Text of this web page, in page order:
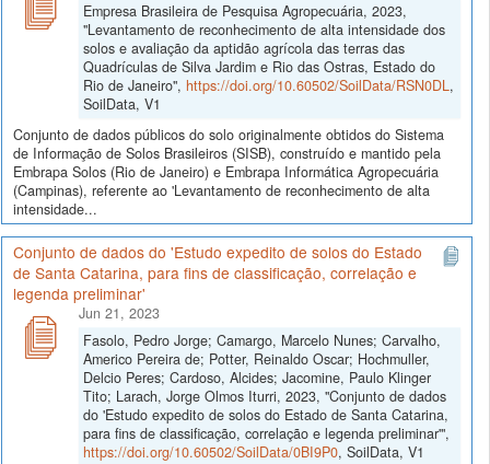
Empresa Brasileira de Pesquisa Agropecuária, 2023,
"Levantamento de reconhecimento de alta intensidade dos
solos e avaliação da aptidão agrícola das terras das
Quadrículas de Silva Jardim e Rio das Ostras, Estado do
Rio de Janeiro", https://doi.org/10.60502/SoilData/RSN0DL,
SoilData, V1
Conjunto de dados públicos do solo originalmente obtidos do Sistema
de Informação de Solos Brasileiros (SISB), construído e mantido pela
Embrapa Solos (Rio de Janeiro) e Embrapa Informática Agropecuária
(Campinas), referente ao 'Levantamento de reconhecimento de alta
intensidade...
Conjunto de dados do 'Estudo expedito de solos do Estado
de Santa Catarina, para fins de classificação, correlação e
legenda preliminar'
Jun 21, 2023
Fasolo, Pedro Jorge; Camargo, Marcelo Nunes; Carvalho,
Americo Pereira de; Potter, Reinaldo Oscar; Hochmuller,
Delcio Peres; Cardoso, Alcides; Jacomine, Paulo Klinger
Tito; Larach, Jorge Olmos Iturri, 2023, "Conjunto de dados
do 'Estudo expedito de solos do Estado de Santa Catarina,
para fins de classificação, correlação e legenda preliminar'",
https://doi.org/10.60502/SoilData/0BI9P0, SoilData, V1